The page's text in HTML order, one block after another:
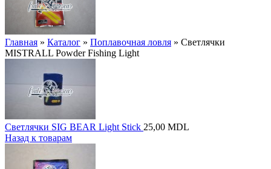
Главная » Каталог » Поплавочная ловля » Светлячки
MISTRALL Powder Fishing Light
Светлячки SIG BEAR Light Stick 25,00 MDL
Назад к товарам